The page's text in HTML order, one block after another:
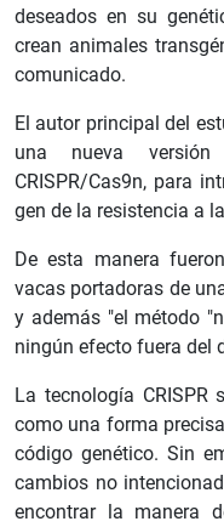
deseados en su
crean animales
comunicado.
El autor principal del
una nueva versión
CRISPR/Cas9n, para
gen de la resistencia a
De esta manera
vacas portadoras de
y además "el método
ningún efecto fuera del
La tecnología
como una forma
código genético. Sin
cambios no
encontrar la manera